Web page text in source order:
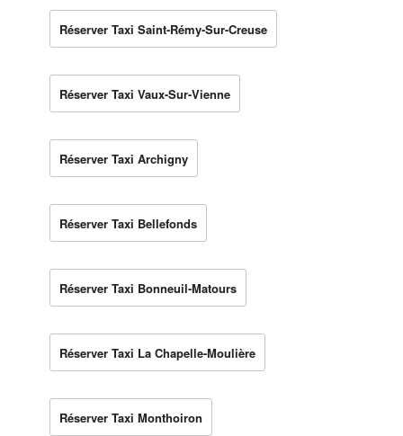
Réserver Taxi Saint-Rémy-Sur-Creuse
Réserver Taxi Vaux-Sur-Vienne
Réserver Taxi Archigny
Réserver Taxi Bellefonds
Réserver Taxi Bonneuil-Matours
Réserver Taxi La Chapelle-Moulière
Réserver Taxi Monthoiron